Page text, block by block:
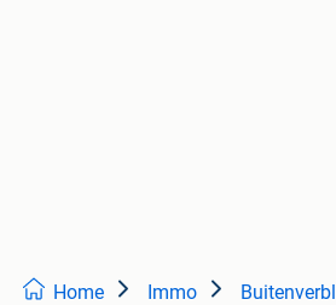
Home Immo